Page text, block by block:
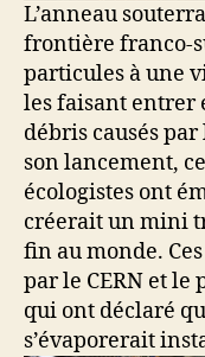
L’anneau
frontière franco-
particules à une
les faisant entrer
débris causés
son lancement,
écologistes ont
créerait un mini
fin au monde.
par le CERN et
qui ont déclaré
s’évaporerait